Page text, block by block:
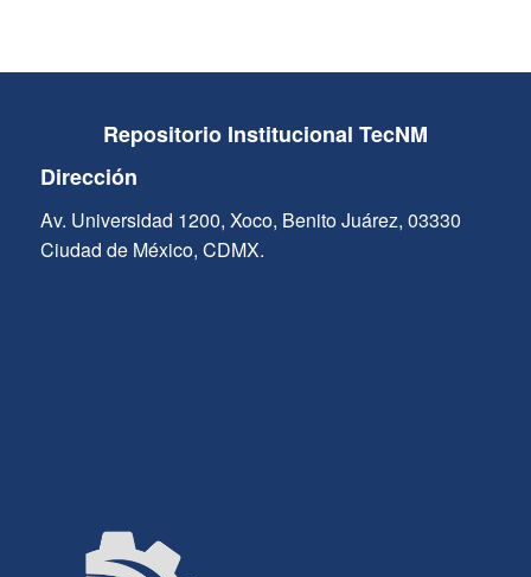
Repositorio Institucional TecNM
Dirección
Av. Universidad 1200, Xoco, Benito Juárez, 03330
Ciudad de México, CDMX.